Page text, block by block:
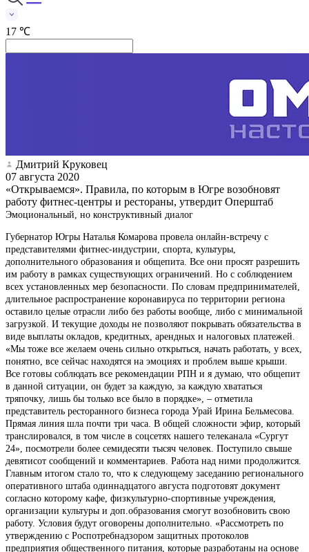
17 ℃
Дмитрий Круковец
07 августа 2020
«Открываемся». Правила, по которым в Югре возобновят
работу фитнес-центры и рестораны, утвердит Оперштаб
Эмоциональный, но конструктивный диалог
Губернатор Югры Наталья Комарова провела онлайн-встречу с
представителями фитнес-индустрии, спорта, культуры,
дополнительного образования и общепита. Все они просят разрешить
им работу в рамках существующих ограничений. Но с соблюдением
всех установленных мер безопасности. По словам предпринимателей,
длительное распространение коронавируса по территории региона
оставило целые отрасли либо без работы вообще, либо с минимальной
загрузкой. И текущие доходы не позволяют покрывать обязательства в
виде выплаты окладов, кредитных, арендных и налоговых платежей.
«Мы тоже все желаем очень сильно открыться, начать работать, у всех,
понятно, все сейчас находятся на эмоциях и проблем выше крыши.
Все готовы соблюдать все рекомендации РПН и я думаю, что общепит
в данной ситуации, он будет за каждую, за каждую хвататься
тряпочку, лишь бы только все было в порядке», – отметила
представитель ресторанного бизнеса города Урай Ирина Бельмесова.
Прямая линия шла почти три часа. В общей сложности эфир, который
транслировался, в том числе в соцсетях нашего телеканала «Сургут
24», посмотрели более семидесяти тысяч человек. Поступило свыше
девятисот сообщений и комментариев. Работа над ними продолжится.
Главным итогом стало то, что к следующему заседанию регионального
оперативного штаба одиннадцатого августа подготовят документ
согласно которому кафе, физкультурно-спортивные учреждения,
организации культуры и доп.образования смогут возобновить свою
работу. Условия будут оговорены дополнительно. «Рассмотреть по
утверждению с Роспотребнадзором защитных протоколов
предприятия общественного питания, которые разработаны на основе